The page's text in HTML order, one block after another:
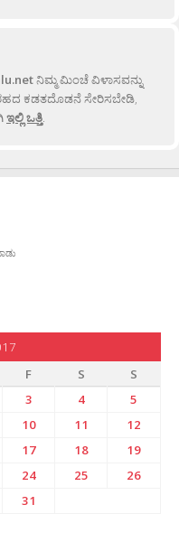
ನಿಮ್ಮ ಮಿಂಚೆ ವಿಳಾಸವನ್ನು
ಬರಹದ ಕಡತದೊಡನೆ ಸೇರಿಸಬೇಡಿ,
ಇಲ್ಲಿ ಒತ್ತಿ.
F S
S
3 4
5
10 11
12
17 18
19
24 25
26
31